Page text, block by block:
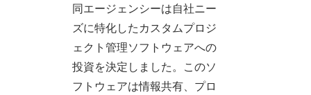
同エージェンシーは自社ニー
ズに特化したカスタムプロジ
ェクト管理ソフトウェアへの
投資を決定しました。このソ
フトウェアは情報共有、プロ